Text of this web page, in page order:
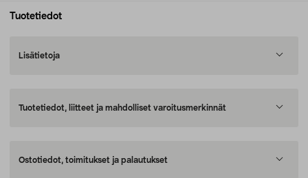
Tuotetiedot
Lisätietoja
Tuotetiedot, liitteet ja mahdolliset varoitusmerkinnät
Ostotiedot, toimitukset ja palautukset